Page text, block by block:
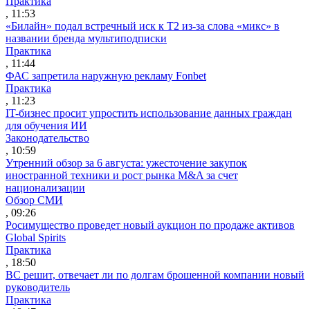
, 11:53
«Билайн» подал встречный иск к Т2 из-за слова «микс» в
названии бренда мультиподписки
Практика
, 11:44
ФАС запретила наружную рекламу Fonbet
Практика
, 11:23
IT-бизнес просит упростить использование данных граждан
для обучения ИИ
Законодательство
, 10:59
Утренний обзор за 6 августа: ужесточение закупок
иностранной техники и рост рынка M&A за счет
национализации
Обзор СМИ
, 09:26
Росимущество проведет новый аукцион по продаже активов
Global Spirits
Практика
, 18:50
ВС решит, отвечает ли по долгам брошенной компании новый
руководитель
Практика